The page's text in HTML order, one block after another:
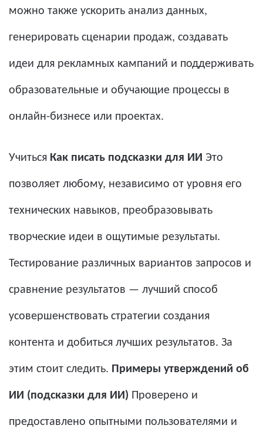
можно также ускорить анализ данных,
генерировать сценарии продаж, создавать
идеи для рекламных кампаний и поддерживать
образовательные и обучающие процессы в
онлайн-бизнесе или проектах.
Учиться Как писать подсказки для ИИ Это
позволяет любому, независимо от уровня его
технических навыков, преобразовывать
творческие идеи в ощутимые результаты.
Тестирование различных вариантов запросов и
сравнение результатов — лучший способ
усовершенствовать стратегии создания
контента и добиться лучших результатов. За
этим стоит следить. Примеры утверждений об
ИИ (подсказки для ИИ) Проверено и
предоставлено опытными пользователями и